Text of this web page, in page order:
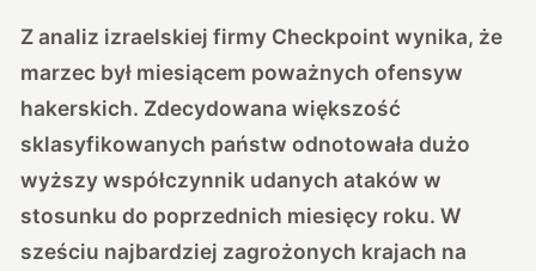
Z analiz izraelskiej firmy Checkpoint wynika, że
marzec był miesiącem poważnych ofensyw
hakerskich. Zdecydowana większość
sklasyfikowanych państw odnotowała dużo
wyższy współczynnik udanych ataków w
stosunku do poprzednich miesięcy roku. W
sześciu najbardziej zagrożonych krajach na